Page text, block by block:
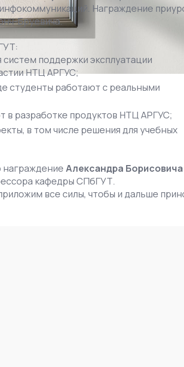
Награждение
Бруевича.
поддержки эксплуатации
НТЦ АРГУС;
студенты работают с реальными
в разработке продуктов НТЦ АРГУС;
в том числе решения для учебных
награждение Александра Борисовича
кафедры СПбГУТ.
все силы, чтобы и дальше